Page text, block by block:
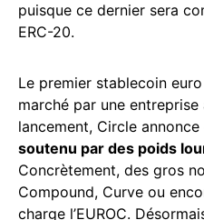
puisque ce dernier sera
ERC-20.
Le premier stablecoin
marché par une
lancement, Circle annonce
soutenu par des poids
Concrètement, des gros
Compound, Curve ou
charge l’EUROC.